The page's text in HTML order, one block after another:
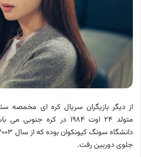
متولد ۲۴ اوت ۱۹۸۴ در کره
جلوی دوربین رفت.